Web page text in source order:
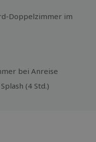
Doppelzimmer im
bei Anreise
(4 Std.)